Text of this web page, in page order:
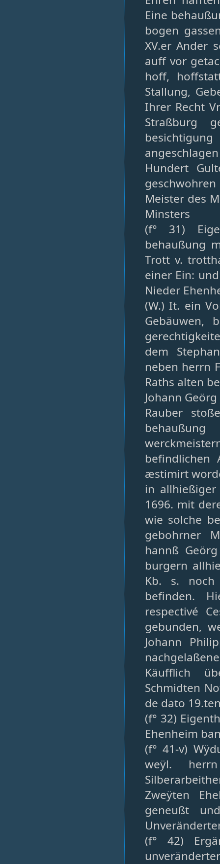
Eine
bogen
XV.er Ander
auff vor
hoff,
Stallung,
Ihrer Recht
Straßburg
Hundert
Meister des
Minsters
(f° 31)
behaußung
Trott v.
einer Ein:
Nieder
(W.) It. ein
Gebäuwen,
dem
neben herrn
Raths alten
Johann
Rauber
befindlichen
æstimirt
in
1696. mit
wie solche
gebohrner
hannß
burgern
Kb. s. noch
befinden.
respectivé
gebunden,
Johann
Käufflich
Schmidten
de dato
(f° 32)
Ehenheim
(f° 41-v)
weÿl.
Zweÿten
geneußt
(f° 42)